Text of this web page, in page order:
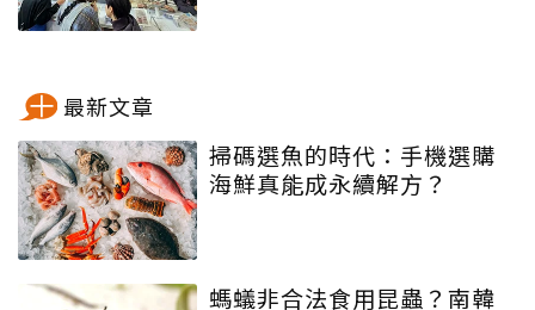
最新文章
掃碼選魚的時代：手機選購
海鮮真能成永續解方？
螞蟻非合法食用昆蟲？南韓